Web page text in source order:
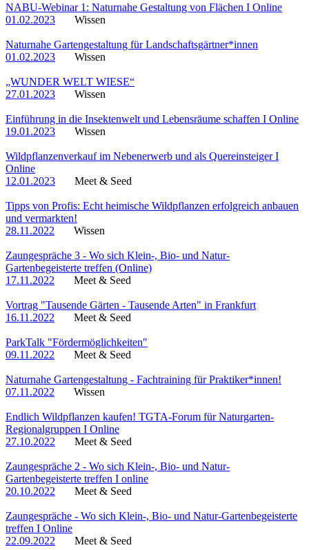
NABU-Webinar 1: Naturnahe Gestaltung von Flächen I Online
01.02.2023
Wissen
Naturnahe Gartengestaltung für Landschaftsgärtner*innen
01.02.2023
Wissen
„WUNDER WELT WIESE“
27.01.2023
Wissen
Einführung in die Insektenwelt und Lebensräume schaffen I Online
19.01.2023
Wissen
Wildpflanzenverkauf im Nebenerwerb und als Quereinsteiger I
Online
12.01.2023
Meet & Seed
Tipps von Profis: Echt heimische Wildpflanzen erfolgreich anbauen
und vermarkten!
28.11.2022
Wissen
Zaungespräche 3 - Wo sich Klein-, Bio- und Natur-
Gartenbegeisterte treffen (Online)
17.11.2022
Meet & Seed
Vortrag "Tausende Gärten - Tausende Arten" in Frankfurt
16.11.2022
Meet & Seed
ParkTalk "Fördermöglichkeiten"
09.11.2022
Meet & Seed
Naturnahe Gartengestaltung - Fachtraining für Praktiker*innen!
07.11.2022
Wissen
Endlich Wildpflanzen kaufen! TGTA-Forum für Naturgarten-
Regionalgruppen I Online
27.10.2022
Meet & Seed
Zaungespräche 2 - Wo sich Klein-, Bio- und Natur-
Gartenbegeisterte treffen I online
20.10.2022
Meet & Seed
Zaungespräche - Wo sich Klein-, Bio- und Natur-Gartenbegeisterte
treffen I Online
22.09.2022
Meet & Seed